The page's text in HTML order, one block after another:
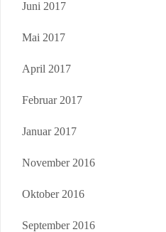
Juni 2017
Mai 2017
April 2017
Februar 2017
Januar 2017
November 2016
Oktober 2016
September 2016